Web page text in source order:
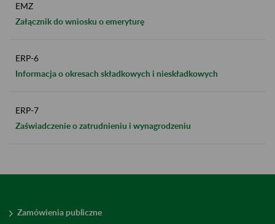
EMZ
Załącznik do wniosku o emeryturę
ERP-6
Informacja o okresach składkowych i nieskładkowych
ERP-7
Zaświadczenie o zatrudnieniu i wynagrodzeniu
Zamówienia publiczne